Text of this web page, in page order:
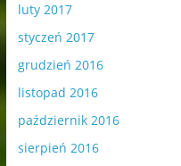
luty 2017
styczeń 2017
grudzień 2016
listopad 2016
październik 2016
sierpień 2016